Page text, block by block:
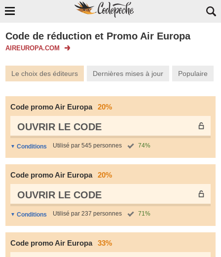
Code de réduction et Promo Air Europa
AIREUROPA.COM
Le choix des éditeurs Dernières mises à jour Populaire
Code promo Air Europa 20%
OUVRIR LE СODE
Conditions Utilisé par 545 personnes 74%
Code promo Air Europa 20%
OUVRIR LE СODE
Conditions Utilisé par 237 personnes 71%
Code promo Air Europa 33%